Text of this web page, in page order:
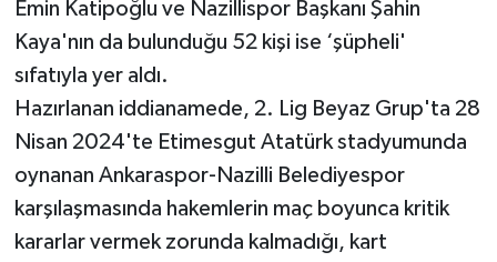
Emin Katipoğlu ve Nazillispor Başkanı Şahin
Kaya'nın da bulunduğu 52 kişi ise ‘şüpheli'
sıfatıyla yer aldı.
Hazırlanan iddianamede, 2. Lig Beyaz Grup'ta 28
Nisan 2024'te Etimesgut Atatürk stadyumunda
oynanan Ankaraspor-Nazilli Belediyespor
karşılaşmasında hakemlerin maç boyunca kritik
kararlar vermek zorunda kalmadığı, kart